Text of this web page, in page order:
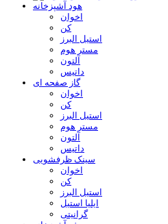
هود آشپزخانه
اخوان
کن
استیل البرز
مستر هوم
آلتون
داتیس
گاز صفحه ای
اخوان
کن
استیل البرز
مستر هوم
آلتون
داتیس
سینک ظرفشویی
اخوان
کن
استیل البرز
ایلیا استیل
گرانیتی